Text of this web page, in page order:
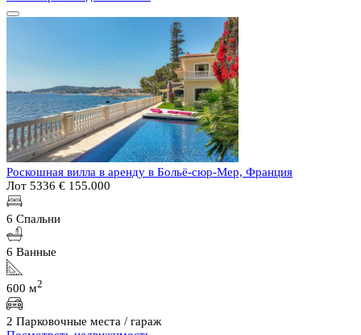
Роскошная вилла в аренду в Больё-сюр-Мер, Франция
Лот 5336 € 155.000
6 Спальни
6 Ванные
600 м2
2 Парковочные места / гараж